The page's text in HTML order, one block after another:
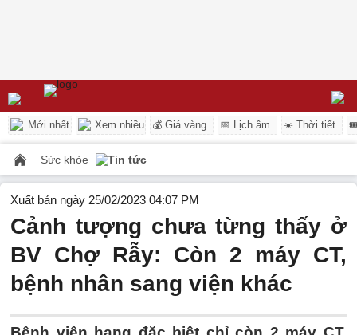
Mới nhất Xem nhiều 💰 Giá vàng 📅 Lịch âm ☀️ Thời tiết
Sức khỏe Tin tức
Xuất bản ngày 25/02/2023 04:07 PM
Cảnh tượng chưa từng thấy ở
BV Chợ Rẫy: Còn 2 máy CT,
bệnh nhân sang viện khác